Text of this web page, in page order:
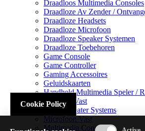
Draadloos Multimedia Consoles
Draadloze Av Zender /
Draadloze Headsets
Draadloze Microfoon
Draadloze Speaker Systemen
Draadloze Toebehoren
Game Console
Game Controller
Gaming Accessoires
Geluidskaarten
Handheld Multimedia Speler /
Headsets Vast
Home Theater Systems
Microfoon Vast
Multimedia Consoles
Cookie Policy